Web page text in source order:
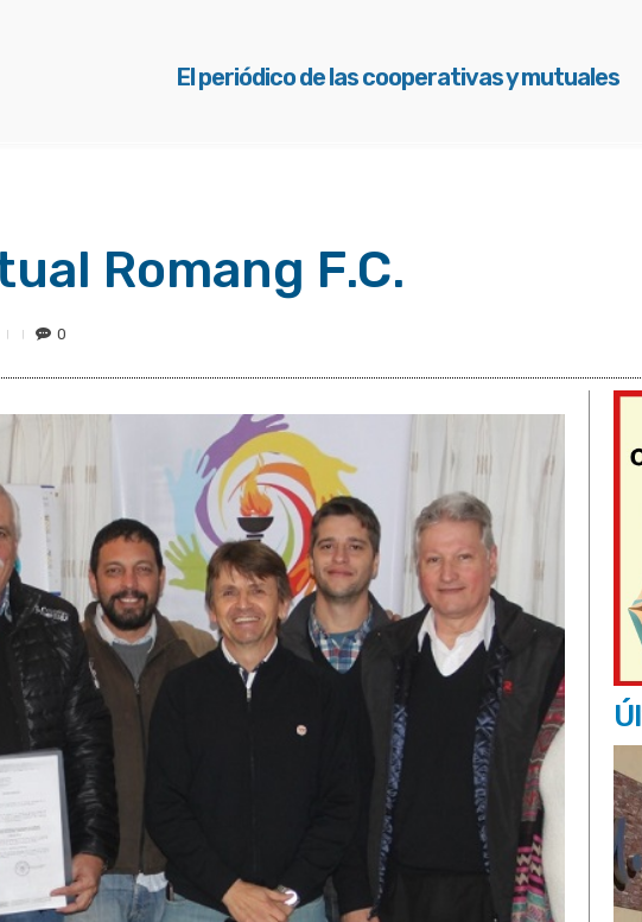
El periódico de las cooperativas y mutuales
Romang F.C.
0